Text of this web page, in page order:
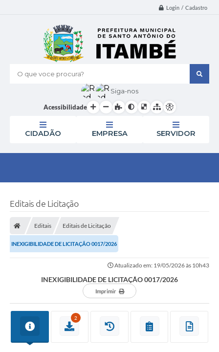
Login / Cadastro
O que voce procura?
Siga-nos
Acessibilidade
CIDADÃO EMPRESA SERVIDOR
Editais de Licitação
Editais Editais de Licitação
INEXIGIBILIDADE DE LICITAÇÃO 0017/2026
Atualizado em: 19/05/2026 às 10h43
INEXIGIBILIDADE DE LICITAÇÃO 0017/2026
Imprimir
2